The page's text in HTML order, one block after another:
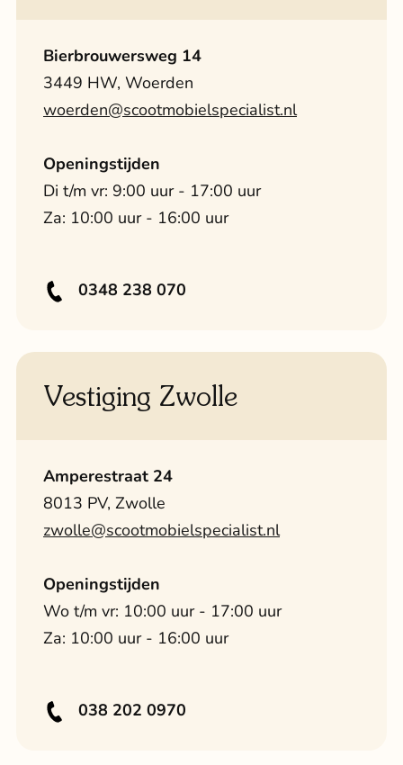
Bierbrouwersweg 14
3449 HW, Woerden
woerden@scootmobielspecialist.nl
Openingstijden
Di t/m vr: 9:00 uur - 17:00 uur
Za: 10:00 uur - 16:00 uur
0348 238 070
Vestiging Zwolle
Amperestraat 24
8013 PV, Zwolle
zwolle@scootmobielspecialist.nl
Openingstijden
Wo t/m vr: 10:00 uur - 17:00 uur
Za: 10:00 uur - 16:00 uur
038 202 0970